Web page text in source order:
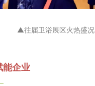
▲往届卫浴展区火热盛况
能企业